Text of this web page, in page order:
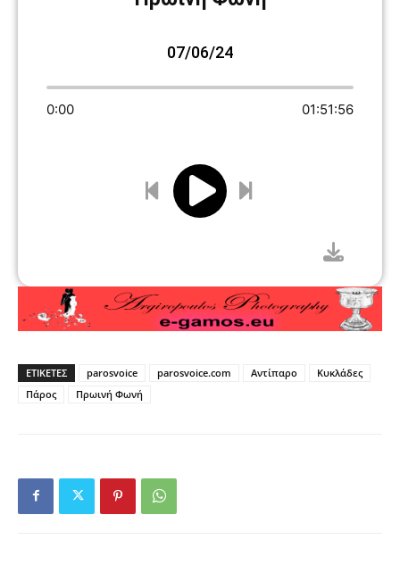
07/06/24
0:00 01:51:56
ΕΤΙΚΕΤΕΣ parosvoice parosvoice.com Αντίπαρο
Κυκλάδες
Πάρος
Πρωινή Φωνή